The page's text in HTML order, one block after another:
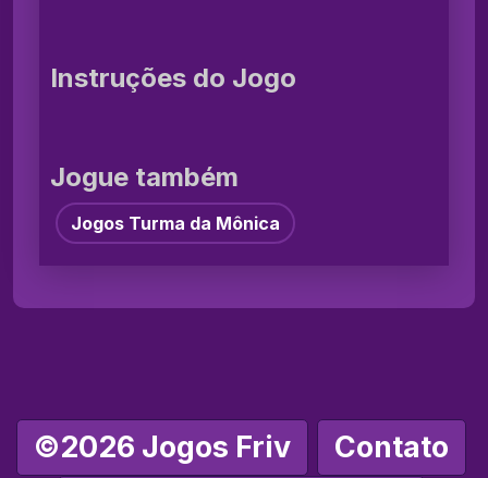
Instruções do Jogo
Jogue também
Jogos Turma da Mônica
©2026 Jogos Friv Contato